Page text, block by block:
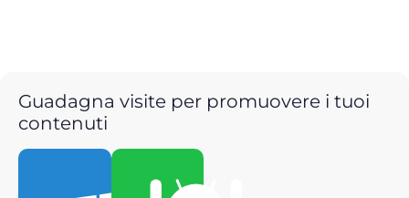
Guadagna visite per promuovere i tuoi
contenuti